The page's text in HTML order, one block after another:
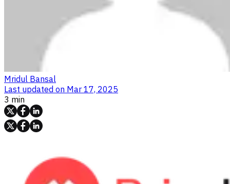
Mridul Bansal
Last updated on Mar 17, 2025
3 min